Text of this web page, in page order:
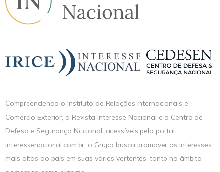
Compreendendo o Instituto de Relações Internacionais e
Comércio Exterior, a Revista Interesse Nacional e o Centro de
Defesa e Segurança Nacional, acessíveis pelo portal
interessenacional.com.br, o Grupo busca promover os interesses
mais altos do país em suas várias vertentes, tanto no âmbito